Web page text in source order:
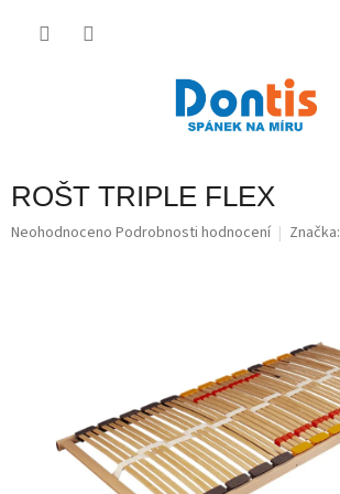
ROŠT TRIPLE FLEX
Průměrné
Neohodnoceno Podrobnosti hodnocení Značka: